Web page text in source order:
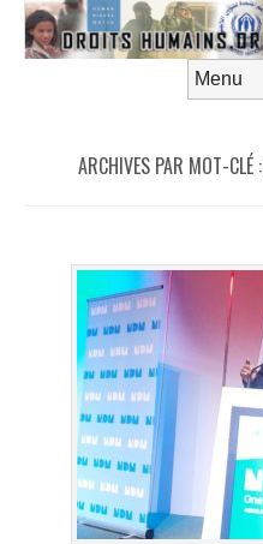
ARCHIVES PAR MOT-CLÉ :